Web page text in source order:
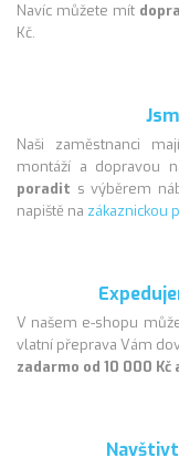
Navíc můžete mít
Kč.
Naši zaměstnanci
montáží a dopravou
poradit s výběrem
napiště na zákaznickou
V našem e-shopu
vlatní přeprava Vám
zadarmo od 10 000 Kč